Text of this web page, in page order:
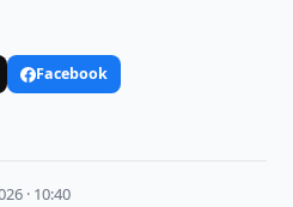
Facebook
· 10:40